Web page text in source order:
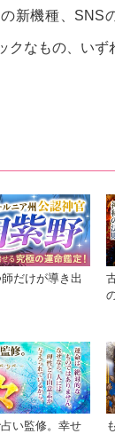
新機種、SNS
クなもの、いず
だけが導き出
い監修。幸せ